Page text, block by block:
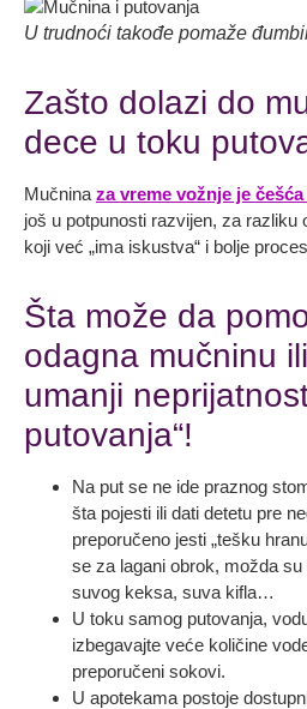
U trudnoći takođe pomaže
Zašto dolazi do
dece u toku
Mučnina za vreme vožnje je
još u potpunosti razvijen, za razliku
koji već „ima iskustva“ i bolje
Šta može da
odagna mučninu
umanji
putovanja“!
Na put se ne ide praznog
šta pojesti ili dati detetu pre
preporučeno jesti „tešku
se za lagani obrok, možda
suvog keksa, suva kifla…
U toku samog putovanja,
izbegavajte veće količine
preporučeni sokovi.
U apotekama postoje